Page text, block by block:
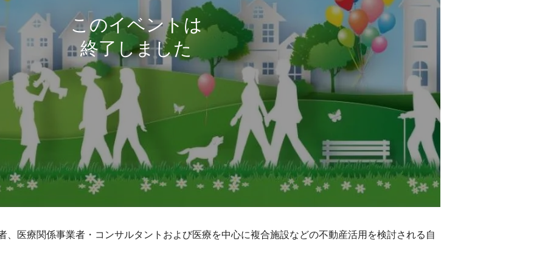
、医療関係事業者・コンサルタントおよび医療を中心に複合施設などの不動産活用を検討される自